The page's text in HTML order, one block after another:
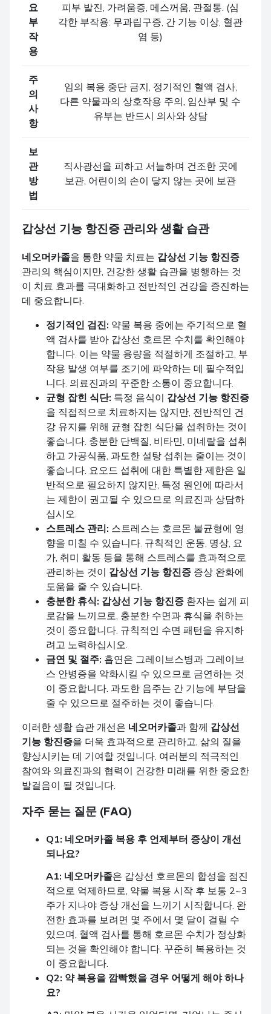
요
부
작
용
피부 발진, 가려움증, 메스꺼움, 관절통. (심
각한 부작용: 무과립구증, 간 기능 이상, 혈관
염 등)
주
의
사
항
임의 복용 중단 금지, 정기적인 혈액 검사,
다른 약물과의 상호작용 주의, 임산부 및 수
유부는 반드시 의사와 상담
보
관
방
법
직사광선을 피하고 서늘하며 건조한 곳에
보관, 어린이의 손이 닿지 않는 곳에 보관
갑상선 기능 항진증 관리와 생활 습관
네오머카졸을 통한 약물 치료는 갑상선 기능 항진증
관리의 핵심이지만, 건강한 생활 습관을 병행하는 것
이 치료 효과를 극대화하고 전반적인 건강을 증진하는
데 중요합니다.
정기적인 검진: 약물 복용 중에는 주기적으로 혈
액 검사를 받아 갑상선 호르몬 수치를 확인해야
합니다. 이는 약물 용량을 적절하게 조절하고, 부
작용 발생 여부를 조기에 파악하는 데 필수적입
니다. 의료진과의 꾸준한 소통이 중요합니다.
균형 잡힌 식단: 특정 음식이 갑상선 기능 항진증
을 직접적으로 치료하지는 않지만, 전반적인 건
강 유지를 위해 균형 잡힌 식단을 섭취하는 것이
좋습니다. 충분한 단백질, 비타민, 미네랄을 섭취
하고 가공식품, 과도한 설탕 섭취는 줄이는 것이
좋습니다. 요오드 섭취에 대한 특별한 제한은 일
반적으로 필요하지 않지만, 특정 원인에 따라서
는 제한이 권고될 수 있으므로 의료진과 상담하
십시오.
스트레스 관리: 스트레스는 호르몬 불균형에 영
향을 미칠 수 있습니다. 규칙적인 운동, 명상, 요
가, 취미 활동 등을 통해 스트레스를 효과적으로
관리하는 것이 갑상선 기능 항진증 증상 완화에
도움을 줄 수 있습니다.
충분한 휴식: 갑상선 기능 항진증 환자는 쉽게 피
로감을 느끼므로, 충분한 수면과 휴식을 취하는
것이 중요합니다. 규칙적인 수면 패턴을 유지하
려고 노력하십시오.
금연 및 절주: 흡연은 그레이브스병과 그레이브
스 안병증을 악화시킬 수 있으므로 금연하는 것
이 중요합니다. 과도한 음주는 간 기능에 부담을
줄 수 있으므로 절주하는 것이 좋습니다.
이러한 생활 습관 개선은 네오머카졸과 함께 갑상선
기능 항진증을 더욱 효과적으로 관리하고, 삶의 질을
향상시키는 데 기여할 것입니다. 여러분의 적극적인
참여와 의료진과의 협력이 건강한 미래를 위한 중요한
발걸음이 될 것입니다.
자주 묻는 질문 (FAQ)
Q1: 네오머카졸 복용 후 언제부터 증상이 개선
되나요?
A1: 네오머카졸은 갑상선 호르몬의 합성을 점진
적으로 억제하므로, 약물 복용 시작 후 보통 2~3
주가 지나야 증상 개선을 느끼기 시작합니다. 완
전한 효과를 보려면 몇 주에서 몇 달이 걸릴 수
있으며, 혈액 검사를 통해 호르몬 수치가 정상화
되는 것을 확인해야 합니다. 꾸준히 복용하는 것
이 중요합니다.
Q2: 약 복용을 깜빡했을 경우 어떻게 해야 하나
요?